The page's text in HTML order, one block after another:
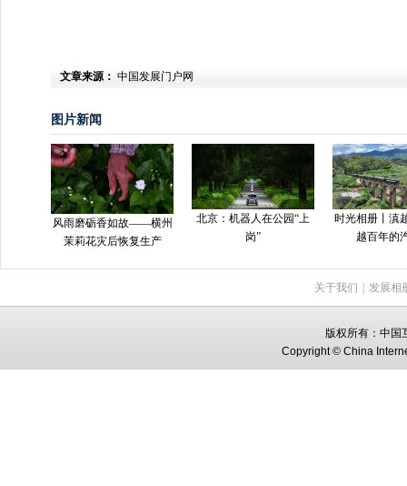
文章来源： 中国发展门户网